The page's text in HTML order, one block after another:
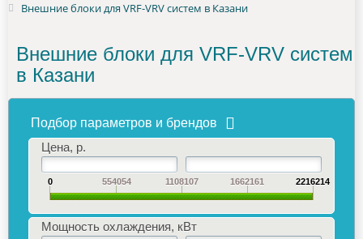
Внешние блоки для VRF-VRV систем в Казани
Внешние блоки для VRF-VRV систем
в Казани
Подбор параметров и брендов
Цена, р.
0 554054 1108107 1662161 2216214
Мощность охлаждения, кВт